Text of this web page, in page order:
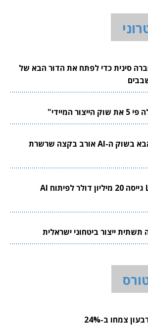
סינית כדי לפתח את הדור הבא של
המיידי"
צוואר הבקבוק הבא בשוק ה-AI אורב בקצה שרשרת
Limitless Labs גייסה 20 מיליון דולר לפיתוח AI
צמחו ב-24%